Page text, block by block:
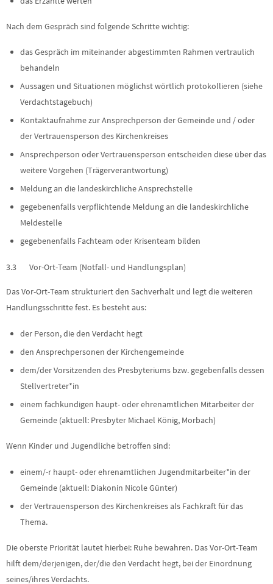
Nach dem Gespräch sind folgende Schritte wichtig:
das Gespräch im miteinander abgestimmten Rahmen vertraulich
behandeln
Aussagen und Situationen möglichst wörtlich protokollieren (siehe
Verdachtstagebuch)
Kontaktaufnahme zur Ansprechperson der Gemeinde und / oder
der Vertrauensperson des Kirchenkreises
Ansprechperson oder Vertrauensperson entscheiden diese über das
weitere Vorgehen (Trägerverantwortung)
Meldung an die landeskirchliche Ansprechstelle
gegebenenfalls verpflichtende Meldung an die landeskirchliche
Meldestelle
gegebenenfalls Fachteam oder Krisenteam bilden
3.3 Vor-Ort-Team (Notfall- und Handlungsplan)
Das Vor-Ort-Team strukturiert den Sachverhalt und legt die weiteren
Handlungsschritte fest. Es besteht aus:
der Person, die den Verdacht hegt
den Ansprechpersonen der Kirchengemeinde
dem/der Vorsitzenden des Presbyteriums bzw. gegebenfalls dessen
Stellvertreter*in
einem fachkundigen haupt- oder ehrenamtlichen Mitarbeiter der
Gemeinde (aktuell: Presbyter Michael König, Morbach)
Wenn Kinder und Jugendliche betroffen sind:
einem/-r haupt- oder ehrenamtlichen Jugendmitarbeiter*in der
Gemeinde (aktuell: Diakonin Nicole Günter)
der Vertrauensperson des Kirchenkreises als Fachkraft für das
Thema.
Die oberste Priorität lautet hierbei: Ruhe bewahren. Das Vor-Ort-Team
hilft dem/derjenigen, der/die den Verdacht hegt, bei der Einordnung
seines/ihres Verdachts.